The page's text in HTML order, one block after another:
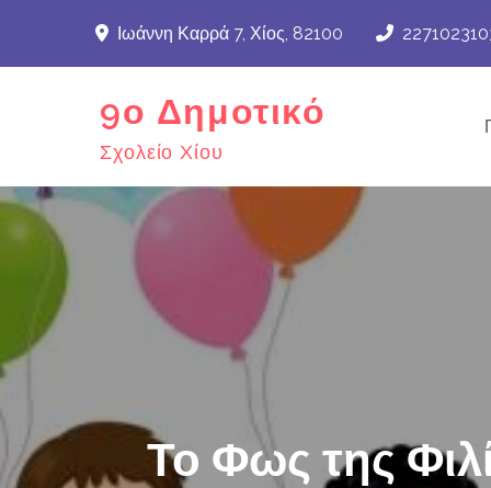
Ιωάννη Καρρά 7, Χίος, 82100
9ο Δημοτικό
Σχολείο Χίου
Το Φως της